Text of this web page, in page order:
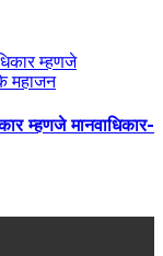
म्हणजे मानवाधिकार-